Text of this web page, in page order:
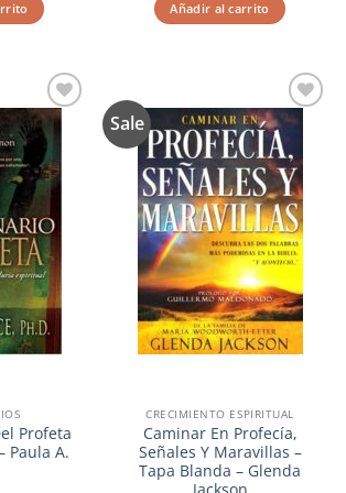
es:
$11.19.
era:
$15.99.
es:
$12.79.
Añadir al carrito
Añadir
a la
lista de
deseos
Profeta
Paula A.
Sale
Añadir
a la
lista de
deseos
CRECIMIENTO ESPIRITUAL
Caminar En Profecía,
Señales Y Maravillas –
Tapa Blanda – Glenda